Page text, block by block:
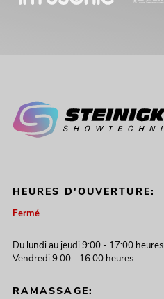
HEURES D'OUVERTURE:
Fermé
Du lundi au jeudi 9:00 - 17:00 heures
Vendredi 9:00 - 16:00 heures
RAMASSAGE: